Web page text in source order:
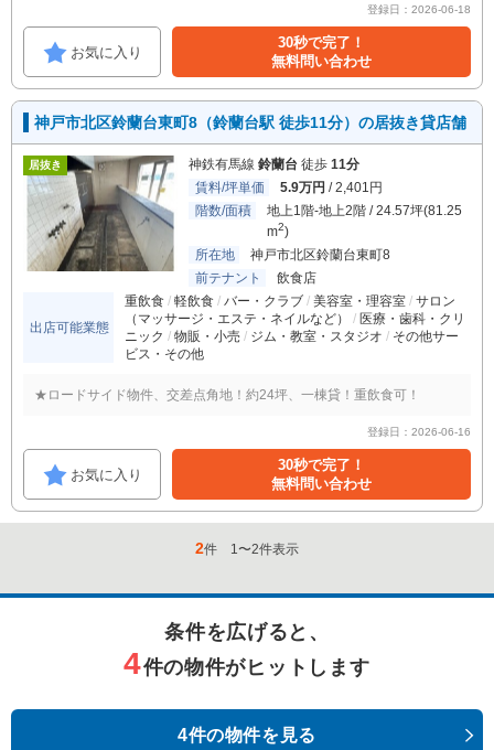
登録日：2026-06-18
お気に入り
30秒で完了！
無料問い合わせ
神戸市北区鈴蘭台東町8（鈴蘭台駅 徒歩11分）の居抜き貸店舗
居抜き 神鉄有馬線 鈴蘭台 徒歩 11分
賃料/坪単価
5.9万円 / 2,401円
階数/面積
地上1階-地上2階 / 24.57坪(81.25
m2)
所在地
神戸市北区鈴蘭台東町8
前テナント
飲食店
出店可能業態
重飲食 軽飲食 バー・クラブ 美容室・理容室
サロン
（マッサージ・エステ・ネイルなど）
医療・歯科・クリ
ニック
物販・小売 ジム・教室・スタジオ
その他サー
ビス・その他
★ロードサイド物件、交差点角地！約24坪、一棟貸！重飲食可！
登録日：2026-06-16
お気に入り
30秒で完了！
無料問い合わせ
2件 1〜2件表示
条件を広げると、
4件の物件がヒットします
4件の物件を見る